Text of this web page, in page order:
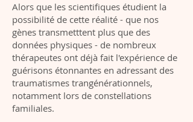
Alors que les scientifiques étudient la
possibilité de cette réalité - que nos
gènes transmetttent plus que des
données physiques - de nombreux
thérapeutes ont déjà fait l'expérience de
guérisons étonnantes en adressant des
traumatismes trangénérationnels,
notamment lors de constellations
familiales.​